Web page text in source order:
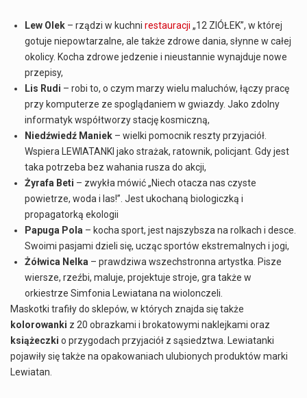
Lew Olek – rządzi w kuchni restauracji „12 ZIÓŁEK”, w której
gotuje niepowtarzalne, ale także zdrowe dania, słynne w całej
okolicy. Kocha zdrowe jedzenie i nieustannie wynajduje nowe
przepisy,
Lis Rudi – robi to, o czym marzy wielu maluchów, łączy pracę
przy komputerze ze spoglądaniem w gwiazdy. Jako zdolny
informatyk współtworzy stację kosmiczną,
Niedźwiedź Maniek – wielki pomocnik reszty przyjaciół.
Wspiera LEWIATANKI jako strażak, ratownik, policjant. Gdy jest
taka potrzeba bez wahania rusza do akcji,
Żyrafa Beti – zwykła mówić „Niech otacza nas czyste
powietrze, woda i las!”. Jest ukochaną biologiczką i
propagatorką ekologii
Papuga Pola – kocha sport, jest najszybsza na rolkach i desce.
Swoimi pasjami dzieli się, ucząc sportów ekstremalnych i jogi,
Żółwica Nelka – prawdziwa wszechstronna artystka. Pisze
wiersze, rzeźbi, maluje, projektuje stroje, gra także w
orkiestrze Simfonia Lewiatana na wiolonczeli.
Maskotki trafiły do sklepów, w których znajda się także
kolorowanki z 20 obrazkami i brokatowymi naklejkami oraz
książeczki o przygodach przyjaciół z sąsiedztwa. Lewiatanki
pojawiły się także na opakowaniach ulubionych produktów marki
Lewiatan.